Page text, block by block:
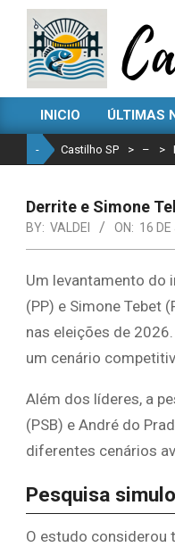
content
SP
Primary
Navigation
Menu
INICIO ÚLTIMAS
- Castilho SP > – >
Derrite e Simone
BY: VALDEI ON: 16 DE
Um levantamento do
(PP) e Simone Tebet
nas eleições de
um cenário
Além dos líderes, a
(PSB) e André do
diferentes cenários
Pesquisa
O estudo considerou